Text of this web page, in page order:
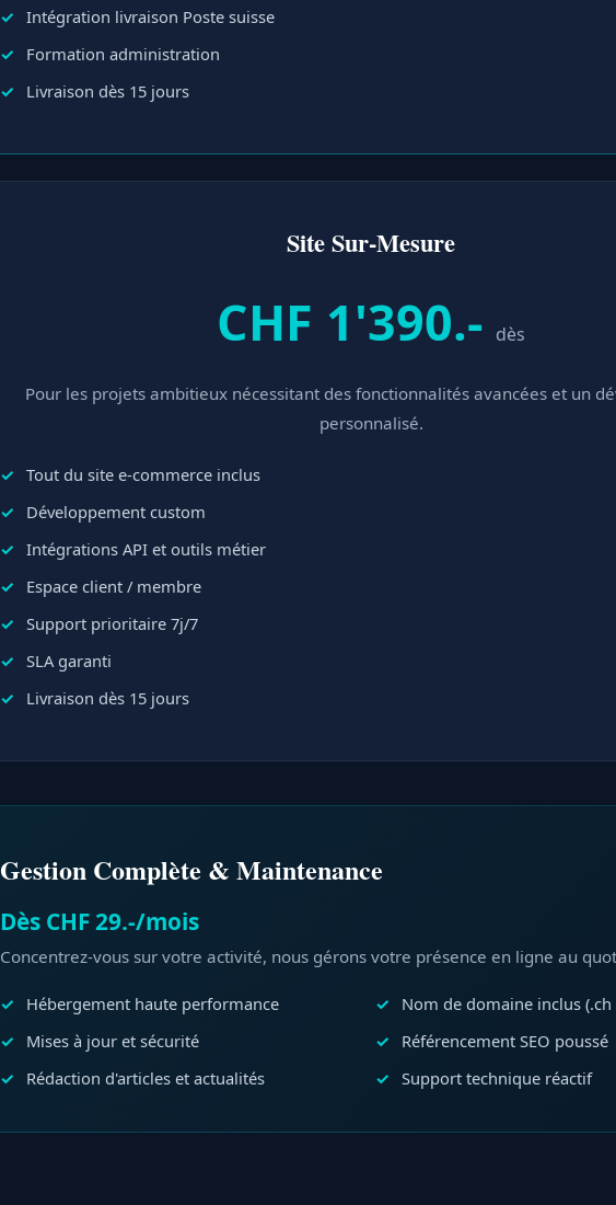
Intégration livraison Poste suisse
Formation administration
Livraison dès 15 jours
Site Sur-Mesure
CHF 1'390.- dès
Pour les projets ambitieux nécessitant des fonctionnalités avancées et un
personnalisé.
Tout du site e-commerce inclus
Développement custom
Intégrations API et outils métier
Espace client / membre
Support prioritaire 7j/7
SLA garanti
Livraison dès 15 jours
Gestion Complète & Maintenance
Dès CHF 29.-/mois
Concentrez-vous sur votre activité, nous gérons votre présence en ligne au
Hébergement haute performance
Nom de domaine inclus (.ch
Mises à jour et sécurité
Référencement SEO poussé
Rédaction d'articles et actualités
Support technique réactif